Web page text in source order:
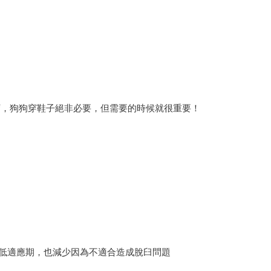
狗狗穿鞋子絕非必要，但需要的時候就很重要！
應期，也減少因為不適合造成脫臼問題